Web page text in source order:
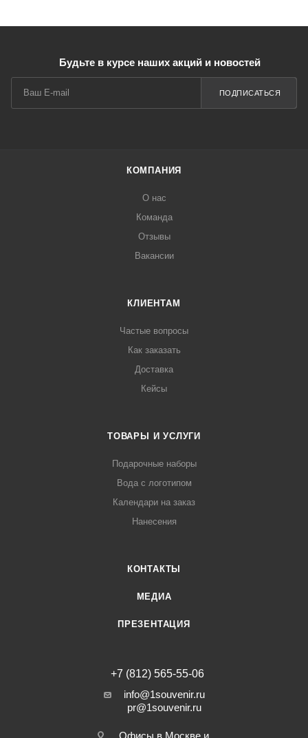
Будьте в курсе наших акций и новостей
ПОДПИСАТЬСЯ
КОМПАНИЯ
О нас
Команда
Отзывы
Вакансии
КЛИЕНТАМ
Частые вопросы
Как заказать
Доставка
Кейсы
ТОВАРЫ И УСЛУГИ
Подарочные наборы
Вода с логотипом
Календари на заказ
Нанесения
КОНТАКТЫ
МЕДИА
ПРЕЗЕНТАЦИЯ
+7 (812) 565-55-06
info@1souvenir.ru
pr@1souvenir.ru
Офисы в Москве и